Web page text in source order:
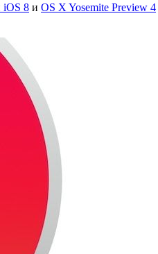
iOS 8 и OS X Yosemite Preview 4